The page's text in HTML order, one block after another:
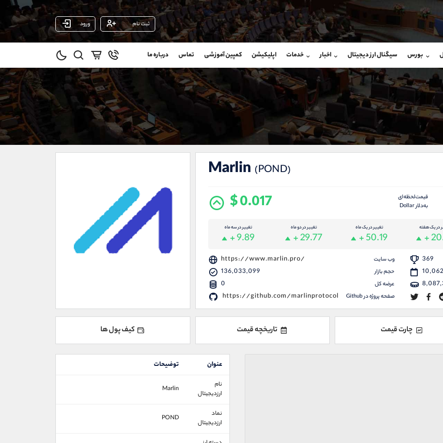
ثبت نام ورود
بورس سیگنال ارز دیجیتال اخبار خدمات اپلیکیشن کمپین آموزشی تماس درباره ما
Marlin (POND)
قیمت‌لحظه‌ای
به‌دلار Dollar
$ 0.017
در یک هفته
+
تغییر در یک ماه
+ 50.19
تغییر در دو ماه
+ 29.77
تغییر در سه ماه
+ 9.89
369 وب سایت https://www.marlin.pro/
حجم بازار 136,033,099
عرضه کل 0
صفحه پروژه در Github https://github.com/marlinprotocol
چارت قیمت تاریخچه قیمت کیف پول ها
عنوان توضیحات
نام
ارزدیجیتال
Marlin
نماد
ارزدیجیتال
POND
شروع گفتگو
@Armteam_admin_104
104
شروع گفتگو
@Armteam_admin_103
داخلی 103
(ایمان پوراسماعیلی)
09927779040
واتساپ شروع گفتگو
تلگرام @Armteam_admin_por
021-22021030
021-22021040
@alirezamehrabi_com
@alirezamehrabi_official